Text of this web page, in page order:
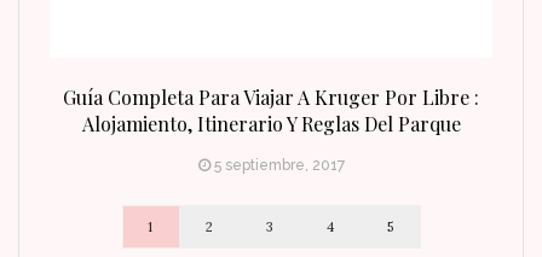
Guía Completa Para Viajar A Kruger Por Libre :
Alojamiento, Itinerario Y Reglas Del Parque
5 septiembre, 2017
1 2 3 4 5